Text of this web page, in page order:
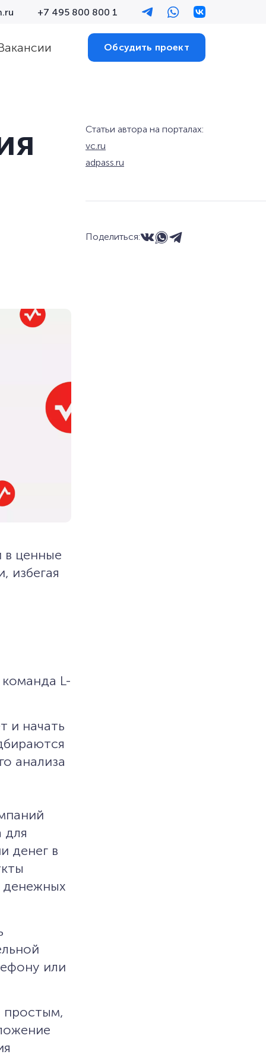
+7 495 800 800 1
Обсудить проект
в ценные
избегая
L-
и начать
анализа
для
денег в
денежных
или
простым,
Статьи автора на порталах:
vc.ru
adpass.ru
Поделиться: